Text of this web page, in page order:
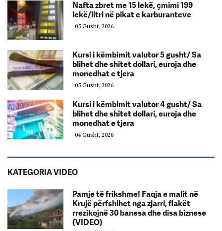
Nafta zbret me 15 lekë, çmimi 199
lekë/litri në pikat e karburanteve
05 Gusht, 2026
Kursi i këmbimit valutor 5 gusht/ Sa
blihet dhe shitet dollari, euroja dhe
monedhat e tjera
05 Gusht, 2026
Kursi i këmbimit valutor 4 gusht/ Sa
blihet dhe shitet dollari, euroja dhe
monedhat e tjera
04 Gusht, 2026
KATEGORIA VIDEO
Pamje të frikshme! Faqja e malit në
Krujë përfshihet nga zjarri, flakët
rrezikojnë 30 banesa dhe disa biznese
(VIDEO)